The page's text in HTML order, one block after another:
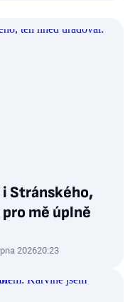
Stránského,
mě úplně
202620:23